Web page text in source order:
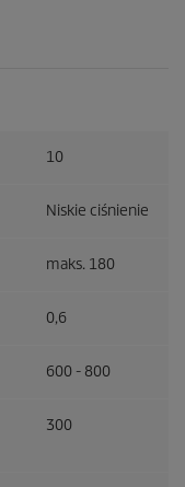
10
Niskie ciśnienie
maks. 180
0,6
600 - 800
300